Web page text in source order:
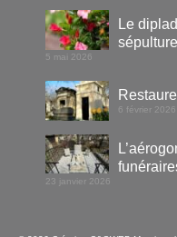
Le
5 mai 2026
6 février 2026
23 janvier 2026